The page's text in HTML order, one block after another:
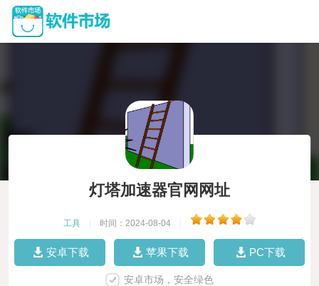
灯塔加速器官网网址
工具 时间：2024-08-04
安卓下载 苹果下载 PC下载
安卓市场，安全绿色